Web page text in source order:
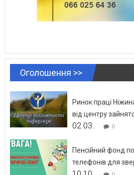
Оголошення >>
Ринок праці
від центру
02.03. 0
Пенсійний фонд
телефонів для